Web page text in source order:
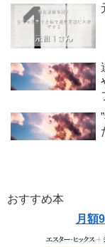
おすすめ本
月額